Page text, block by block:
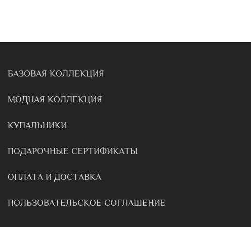
БАЗОВАЯ КОЛЛЕКЦИЯ
МОДНАЯ КОЛЛЕКЦИЯ
КУПАЛЬНИКИ
ПОДАРОЧНЫЕ СЕРТИФИКАТЫ
ОПЛАТА И ДОСТАВКА
ПОЛЬЗОВАТЕЛЬСКОЕ СОГЛАШЕНИЕ